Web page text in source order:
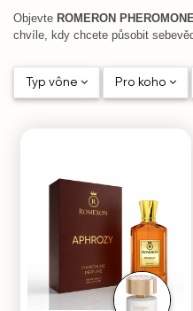
Objevte ROMERON PHEROMONE
chvíle, kdy chcete působit
Typ vône Pro koho